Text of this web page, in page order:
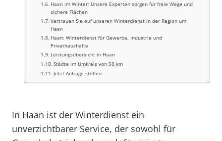
Haan im Winter: Unsere Experten sorgen für freie Wege und
sichere Flächen
Vertrauen Sie auf unseren Winterdienst in der Region um
Haan
Haan: Winterdienst für Gewerbe, Industrie und
Privathaushalte
Leistungsübersicht in Haan
Städte im Umkreis von 50 km
Jetzt Anfrage stellen
In Haan ist der Winterdienst ein
unverzichtbarer Service, der sowohl für